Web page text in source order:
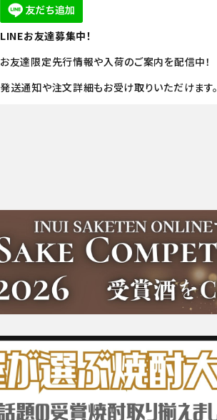
LINEお友達募集中！
お友達限定先行情報や入荷のご案内を配信中！
発送通知や注文詳細もお受け取りいただけます。